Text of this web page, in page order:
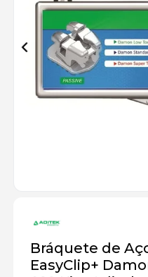
Bráquete de
EasyClip+